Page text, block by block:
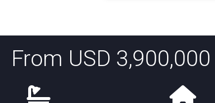
From USD 3,900,000